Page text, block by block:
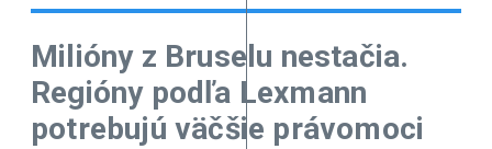
Milióny z Bruselu nestačia.
Regióny podľa Lexmann
potrebujú väčšie právomoci